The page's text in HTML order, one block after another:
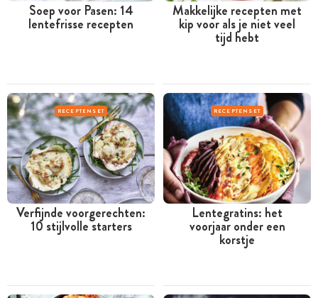
Soep voor Pasen: 14
lentefrisse recepten
Makkelijke recepten met
kip voor als je niet veel
tijd hebt
RECEPTENSET
Verfijnde voorgerechten:
10 stijlvolle starters
RECEPTENSET
Lentegratins: het
voorjaar onder een
korstje